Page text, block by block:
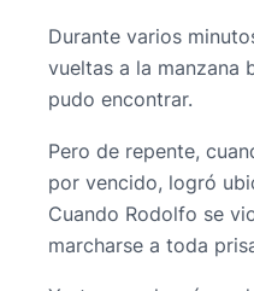
Durante varios
vueltas a la manzana
pudo encontrar.
Pero de repente,
por vencido, logró
Cuando Rodolfo se
marcharse a toda